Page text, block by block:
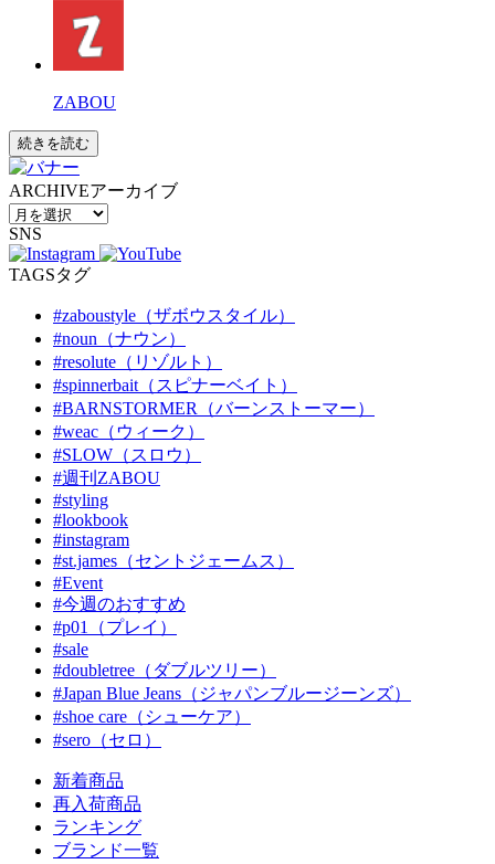
ZABOU
続きを読む
ARCHIVEアーカイブ
SNS
TAGSタグ
#zaboustyle（ザボウスタイル）
#noun（ナウン）
#resolute（リゾルト）
#spinnerbait（スピナーベイト）
#BARNSTORMER（バーンストーマー）
#weac（ウィーク）
#SLOW（スロウ）
#週刊ZABOU
#styling
#lookbook
#instagram
#st.james（セントジェームス）
#Event
#今週のおすすめ
#p01（プレイ）
#sale
#doubletree（ダブルツリー）
#Japan Blue Jeans（ジャパンブルージーンズ）
#shoe care（シューケア）
#sero（セロ）
新着商品
再入荷商品
ランキング
ブランド一覧